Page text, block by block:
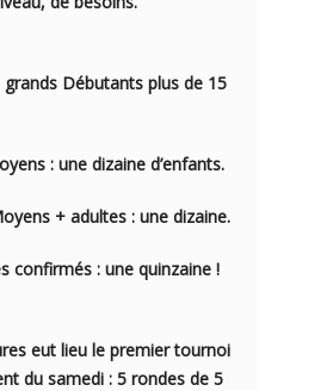
grands Débutants plus de 15
: une dizaine d’enfants.
+ adultes : une dizaine.
confirmés : une quinzaine !
eut lieu le premier tournoi
du samedi : 5 rondes de 5